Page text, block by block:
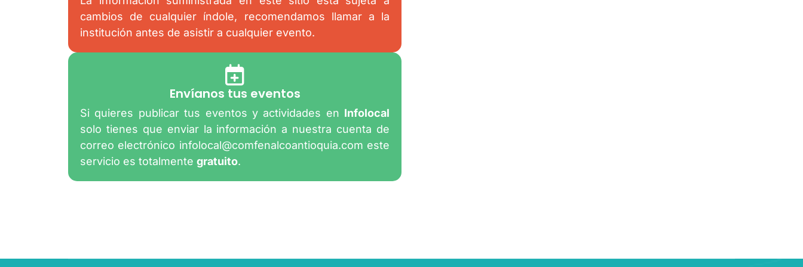
cambios de cualquier índole, recomendamos llamar a la
institución antes de asistir a cualquier evento.
Envíanos tus eventos
Si quieres publicar tus eventos y actividades en Infolocal
solo tienes que enviar la información a nuestra cuenta de
correo electrónico infolocal@comfenalcoantioquia.com este
servicio es totalmente gratuito.